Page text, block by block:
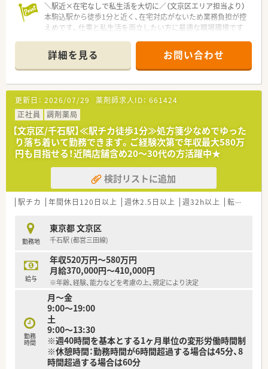
＼駅近×在宅なしで私生活を大切に／（文京区エリア担当より）
本駒込駅から徒歩1分と近く、在宅対応がないため業務負担が控
えめです。仕事と私生活を両立したい方に最適な職場環境です
＊------------------------------------------＊
【店舗情報と応需状況について】
■本駒込駅から徒歩1分という好立地にあり、白山駅からも徒歩
圏内のため毎日の通勤が非常にスムーズで負担が少ない環境で
す。
■処方箋は耳鼻科と小児科をメインに1日30枚から40枚ほど応
需しており、地域のお子様から高齢者まで幅広く来局されます。
■常勤薬剤師1名の体制で運営されており、日々丁寧な対応を行
っています。
【求人情報について】
■想定年収は400万円から500万円の間で設定されており、これ
までの年齢や経験を考慮した上で正当に決定される仕組みで
す。
しっかりと給与に反映されるため高いモチベーションを維持で
きます。
■正社員としての採用となりますが、在宅業務の対応は一切ない
ため店舗内での業務に専念したい方にとって理想的な案件で
す。
【職場環境と雰囲気】
■「親切第一」という合言葉を大切にしており、スタッフ全員が
患者様の立場に立った思いやりのある対応を常に心がけていま
す。
■店舗内は清潔感にあふれた明るい空間となっており、最新の医
療設備や豊富な在庫を取り揃え、働きやすさが追求されていま
す。
■少人数体制ならではの結束力の強さがあり、スタッフ間での情
詳細を見る お問い合わせ
更新日： 2026/07/29 薬剤師求人ID： 661424
正社員
調剤薬局
【文京区/千石駅】≪駅チカ徒歩1分≫処方箋少なめでゆった
り落ち着いて勤務できます。ご経験次第で年収最大580万
円も目指せる！近隣店舗含め20～30代の方活躍中★
検討リストに追加
駅チカ 年間休日120日以上 週休2.5日以上 週32h以上 転勤なし
勤務地
東京都 文京区
千石駅 (都営三田線)
給与
年収520万円～580万円
月給370,000円～410,000円
※年齢、経験、能力などを考慮の上、規定により決定
勤務
時間
月～金
9:00～19:00
土
9:00～13:30
※週40時間を基本とする1ヶ月単位の変形労働時間制
※休憩時間：勤務時間が6時間超過する場合は45分、8
時間超過する場合は60分